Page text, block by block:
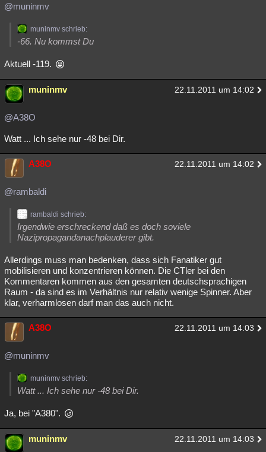
@muninmv
muninmv schrieb:
-66. Nu kommst Du
Aktuell -119.
muninmv 22.11.2011 um 14:02
@A38O
Watt ... Ich sehe nur -48 bei Dir.
A38O 22.11.2011 um 14:02
@rambaldi
rambaldi schrieb:
Irgendwie erschreckend daß es doch soviele
Nazipropagandanachplauderer gibt.
Allerdings muss man bedenken, dass sich Fanatiker gut
mobilisieren und konzentrieren können. Die CTler bei den
Kommentaren kommen aus den gesamten deutschsprachigen
Raum - da sind es im Verhältnis nur relativ wenige Spinner. Aber
klar, verharmlosen darf man das auch nicht.
A38O 22.11.2011 um 14:03
@muninmv
muninmv schrieb:
Watt ... Ich sehe nur -48 bei Dir.
Ja, bei "A380".
muninmv 22.11.2011 um 14:03